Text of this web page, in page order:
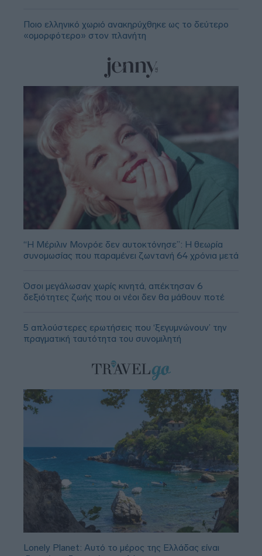
Ποιο ελληνικό χωριό ανακηρύχθηκε ως το δεύτερο
«ομορφότερο» στον πλανήτη
“Η Μέριλιν Μονρόε δεν αυτοκτόνησε”: Η θεωρία
συνομωσίας που παραμένει ζωντανή 64 χρόνια μετά
Όσοι μεγάλωσαν χωρίς κινητά, απέκτησαν 6
δεξιότητες ζωής που οι νέοι δεν θα μάθουν ποτέ
5 απλούστερες ερωτήσεις που ‘ξεγυμνώνουν’ την
πραγματική ταυτότητα του συνομιλητή
Lonely Planet: Αυτό το μέρος της Ελλάδας είναι